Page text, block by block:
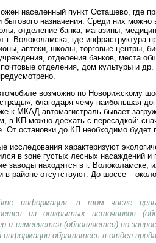
населенный пункт Осташево, где
бытового назначения. Среди них
отделение банка, магазины,
г. Волоколамска, где инфраструктура
аптеки, школы, торговые центры,
отделения банков, места
отделения, дом культуры и
возможно по Новорижскому
благодаря чему наибольшая
к МКАД автомагистраль бывает
в КП можно доехать с пересадкой:
От остановки до КП необходимо
исследования характеризуют
в зоне густых лесных насаждений и
находятся в г. Волоколамске,
районе отсутствуют. До шоссе –
информация, в том числе
из открытых источников
и изменяется (обновляется) по
информации обратитесь в отдел